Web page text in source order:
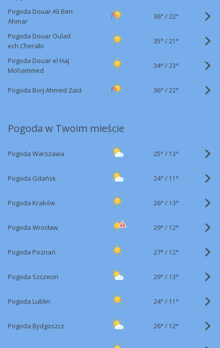
Pogoda Douar Ali Ben
Ahmar
36° /22°
Pogoda Douar Oulad
ech Cherabi
35° /21°
Pogoda Douar el Haj
Mohammed
34° /23°
Pogoda Borj Ahmed Zaïd 36° /22°
Pogoda w Twoim mieście
Pogoda Warszawa 25° / 13°
Pogoda Gdańsk 24° / 11°
Pogoda Kraków 26° / 13°
Pogoda Wrocław 29° / 12°
Pogoda Poznań 27° / 12°
Pogoda Szczecin 29° / 13°
Pogoda Lublin 24° / 11°
Pogoda Bydgoszcz 26° / 12°